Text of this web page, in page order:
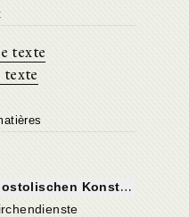
texte
texte
Konstitutionen